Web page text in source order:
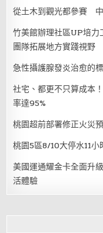
從土木到觀光都參賽
竹美館辦理社區UP培
團隊拓展地方實踐視野
急性攝護腺發炎治愈的
社宅、都更不只算成本
率達95%
桃園超前部署修正火災
桃園5區8/10大停水11
美國運通耀金卡全面升
活體驗